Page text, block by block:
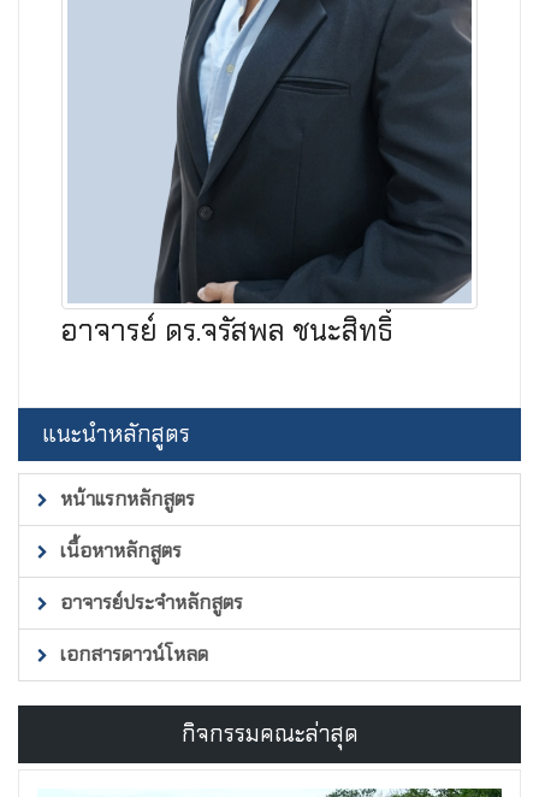
อาจารย์ ดร.จรัสพล ชนะสิทธิ์
แนะนำหลักสูตร
หน้าแรกหลักสูตร
เนื้อหาหลักสูตร
อาจารย์ประจำหลักสูตร
เอกสารดาวน์โหลด
กิจกรรมคณะล่าสุด